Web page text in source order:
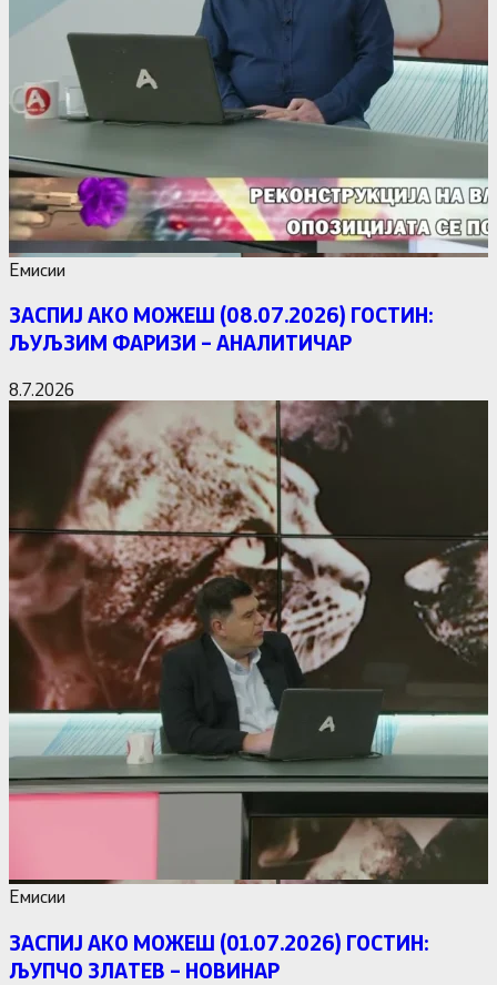
Емисии
ЗАСПИЈ АКО МОЖЕШ (08.07.2026) ГОСТИН:
ЉУЉЗИМ ФАРИЗИ – АНАЛИТИЧАР
8.7.2026
Емисии
ЗАСПИЈ АКО МОЖЕШ (01.07.2026) ГОСТИН:
ЉУПЧО ЗЛАТЕВ – НОВИНАР